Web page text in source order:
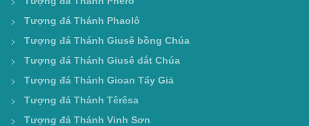
Tượng đá Thánh Phaolô
Tượng đá Thánh Giusê bồng Chúa
Tượng đá Thánh Giusê dắt Chúa
Tượng đá Thánh Gioan Tẩy Giả
Tượng đá Thánh Têrêsa
Tượng đá Thánh Vinh Sơn